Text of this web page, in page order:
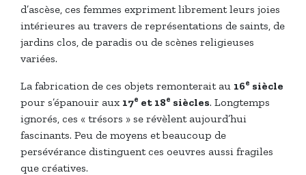
d’ascèse, ces femmes expriment librement leurs joies
intérieures au travers de représentations de saints, de
jardins clos, de paradis ou de scènes religieuses
variées.
La fabrication de ces objets remonterait au 16e siècle
pour s’épanouir aux 17e et 18e siècles. Longtemps
ignorés, ces « trésors » se révèlent aujourd’hui
fascinants. Peu de moyens et beaucoup de
persévérance distinguent ces oeuvres aussi fragiles
que créatives.